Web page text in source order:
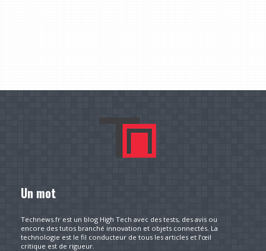
Un mot
Technews.fr est un blog High Tech avec des tests, des avis ou
encore des tutos branché innovation et objets connectés. La
technologie est le fil conducteur de tous les articles et l’œil
critique est de rigueur.